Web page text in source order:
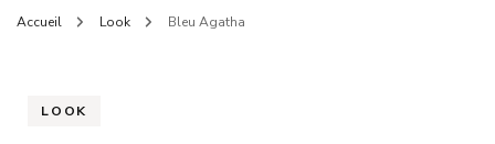
Accueil Look Bleu Agatha
LOOK